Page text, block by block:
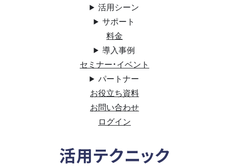
活用シーン
サポート
料金
導入事例
セミナー・イベント
パートナー
お役立ち資料
お問い合わせ
ログイン
活用テクニック